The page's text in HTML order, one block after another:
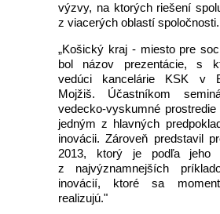
výzvy, na ktorých riešení
z viacerých oblastí spoločnosti.
„Košický kraj - miesto pre
bol názov prezentácie, s
vedúci kancelárie KSK v
Mojžiš. Účastníkom
vedecko-vyskumné
jedným z hlavných
inovácii. Zároveň predstavil
2013, ktorý je podľa jeho
z najvýznamnejších
inovácií, ktoré sa
realizujú."